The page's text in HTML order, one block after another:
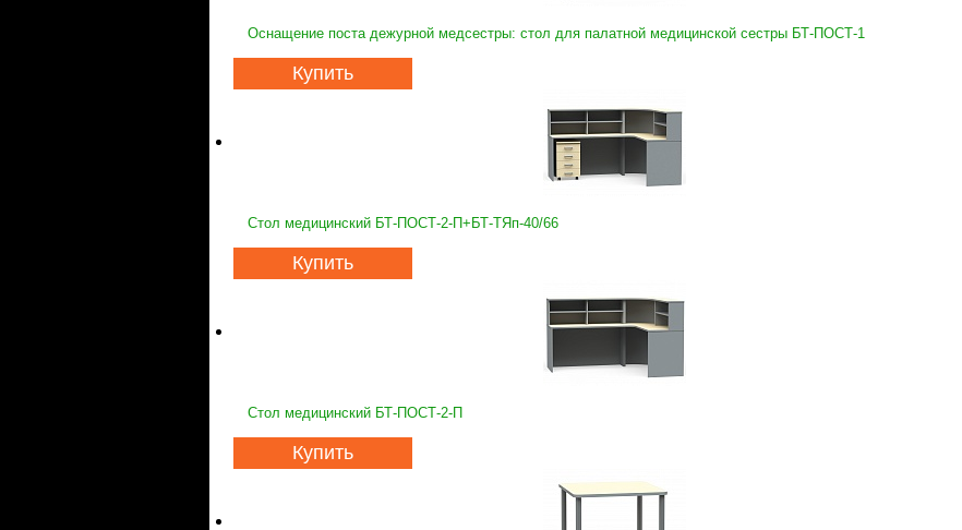
Оснащение поста дежурной медсестры: стол для палатной медицинской сестры БТ-ПОСТ-1
Купить
Стол медицинский БТ-ПОСТ-2-П+БТ-ТЯп-40/66
Купить
Стол медицинский БТ-ПОСТ-2-П
Купить